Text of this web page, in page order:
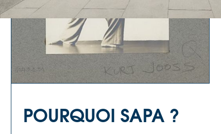
POURQUOI SAPA ?